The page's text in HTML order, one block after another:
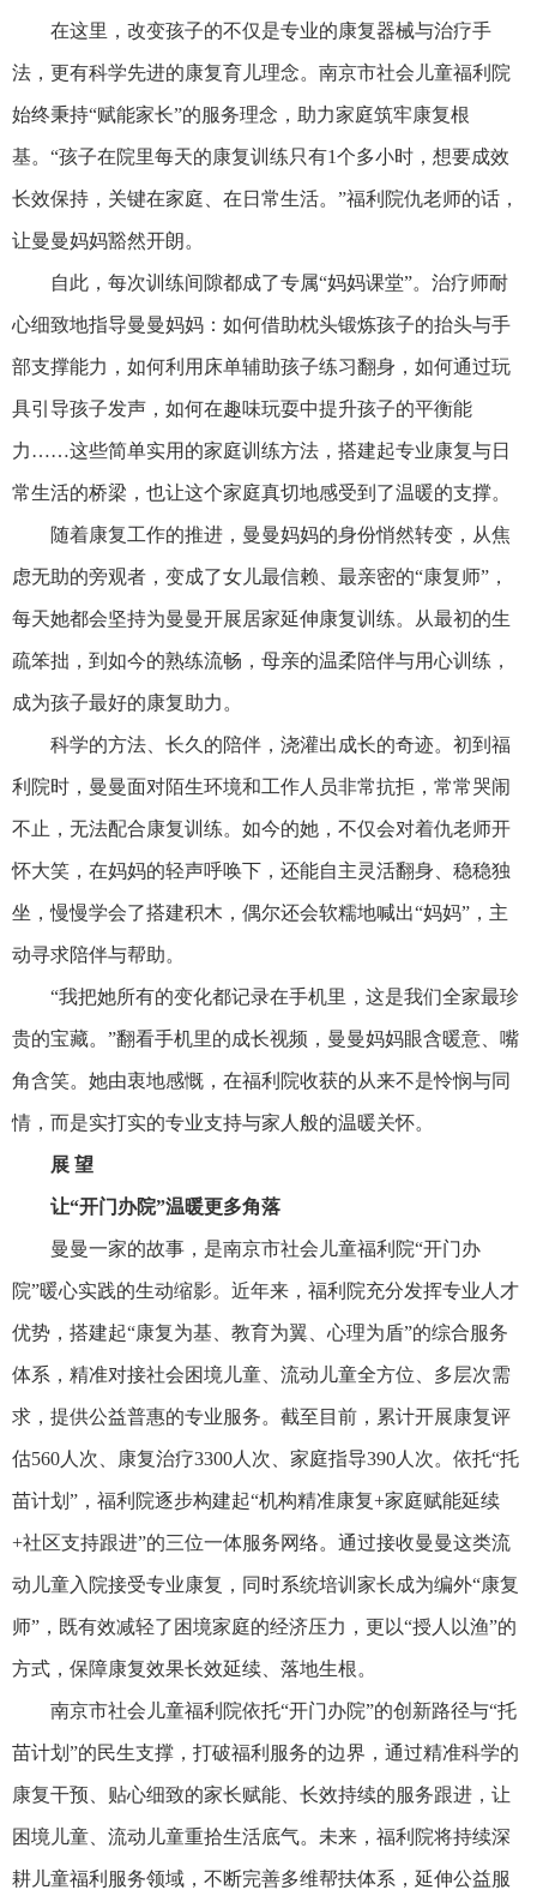
在这里，改变孩子的不仅是专业的康复器械与治疗手
法，更有科学先进的康复育儿理念。南京市社会 儿童福利院
始终秉持“赋能家长”的服务理念，助力家庭筑牢康复根
基。“孩子在院里每天的康复训练只有1个多小时，想要成效
长效保持，关键在家庭、在日常生活。”福利院仇老师的话，
让曼曼妈妈豁然开朗。
自此，每次训练间隙都成了专属“妈妈课堂”。治疗师耐
心细致地指导曼曼妈妈：如何借助枕头锻炼孩子的抬头与手
部支撑能力，如何利用床单辅助孩子练习翻身，如何通过玩
具引导孩子发声，如何在趣味玩耍中提升孩子的平衡能
力……这些简单实用的家庭训练方法，搭建起专业康复与日
常生活的桥梁，也让这个家庭真切地感受到了温暖的支撑。
随着康复工作的推进，曼曼妈妈的身份悄然转变，从焦
虑无助的旁观者，变成了女儿最信赖、最亲密的“康复师”，
每天她都会坚持为曼曼开展居家延伸康复训练。从最初的生
疏笨拙，到如今的熟练流畅，母亲的温柔陪伴与用心训练，
成为孩子最好的康复 助力。
科学的方法、长久的陪伴，浇灌出成长的奇迹。初到福
利院时，曼曼面对陌生环境和工作人员非常抗拒，常常哭闹
不止，无法配合康复训练。如今的她，不仅会对着仇老师开
怀大笑，在妈妈的轻声呼唤下，还能自主灵活翻身、稳稳独
坐，慢慢学会了搭建积木，偶尔还会软糯地喊出“妈妈”，主
动寻求陪伴与帮助。
“我把她所有的变化都记录在手机里，这是我们全家最珍
贵的宝藏。”翻看手机里的成长视频，曼曼妈妈眼含暖意、嘴
角含笑。她由衷地感慨，在福利院收获的从来不是怜悯与同
情，而是实打实的专业支持与家人般的温暖关怀。
展 望
让“开门办院”温暖更多角落
曼曼一家的故事，是南京市社会 儿童福利院“开门办
院”暖心实践的生动缩影。近年来，福利院充分发挥专业人才
优势，搭建起“康复为基、教育为翼、心理为盾”的综合服务
体系，精准对接社会困境 儿童 、流动 儿童全方位、多层次需
求，提供公益普惠的专业服务。截至目前，累计开展康复评
估560人次、 康复治疗3300人次、家庭指导390人次。依托“托
苗计划”，福利院逐步构建起“机构精准康复+家庭赋能延续
+社区支持跟进”的三位一体服务网络。通过接收曼曼这类流
动 儿童入院接受专业康复 ，同时系统培训家长成为编外“康复
师”，既有效减轻了困境家庭的经济压力，更以“授人以渔”的
方式，保障康复效果长效延续、落地生根。
南京市社会 儿童福利院依托“开门办院”的创新路径与“托
苗计划”的民生支撑，打破福利 服务的边界，通过精准科学的
康复干预、贴心细致的家长赋能、长效持续的服务跟进，让
困境 儿童 、流动 儿童重拾生活底气。未来，福利院将持续深
耕 儿童福利 服务领域，不断完善多维帮扶体系，延伸公益服